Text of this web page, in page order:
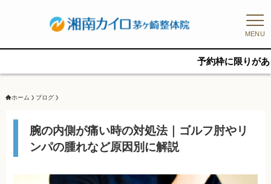
MENU
予約枠に限りがあるため、新
ホーム ブログ
腕の内側が痛い時の対処法｜ゴルフ肘やリ
ンパの腫れなど原因別に解説